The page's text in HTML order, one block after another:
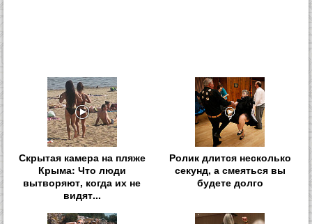
Скрытая камера на пляже
Крыма: Что люди
вытворяют, когда их не
видят...
Ролик длится несколько
секунд, а смеяться вы
будете долго